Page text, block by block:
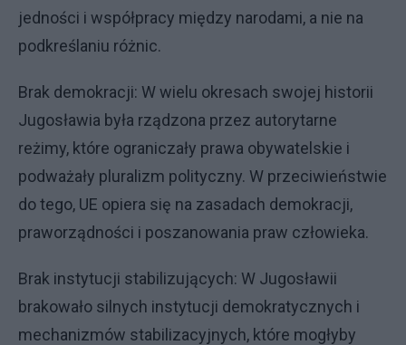
jedności i współpracy między narodami, a nie na
podkreślaniu różnic.
Brak demokracji: W wielu okresach swojej historii
Jugosławia była rządzona przez autorytarne
reżimy, które ograniczały prawa obywatelskie i
podważały pluralizm polityczny. W przeciwieństwie
do tego, UE opiera się na zasadach demokracji,
praworządności i poszanowania praw człowieka.
Brak instytucji stabilizujących: W Jugosławii
brakowało silnych instytucji demokratycznych i
mechanizmów stabilizacyjnych, które mogłyby